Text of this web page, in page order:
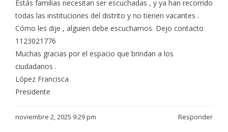
Estás familias necesitan ser escuchadas , y ya han recorrido
todas las instituciones del distrito y no tienen vacantes .
Cómo les dije , alguien debe escucharnos. Dejo contacto
1123021776
Muchas gracias por el espacio que brindan a los
ciudadanos .
López Francisca
Presidente
noviembre 2, 2025 9:29 pm Responder